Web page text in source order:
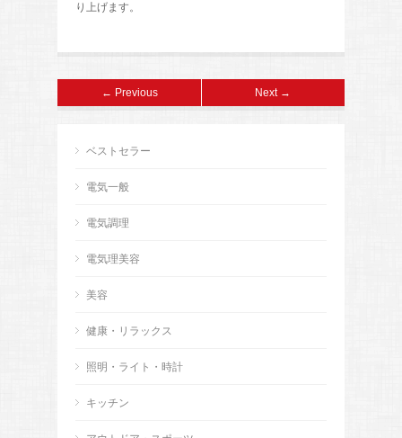
り上げます。
← Previous Next →
ベストセラー
電気一般
電気調理
電気理美容
美容
健康・リラックス
照明・ライト・時計
キッチン